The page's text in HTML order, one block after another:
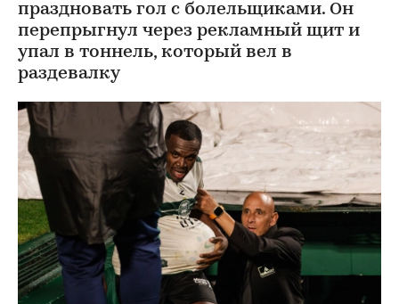
праздновать гол с болельщиками. Он
перепрыгнул через рекламный щит и
упал в тоннель, который вел в
раздевалку